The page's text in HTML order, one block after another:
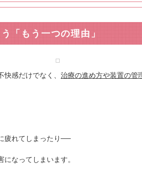
「もう一つの理由」
感だけでなく、 治療の進め方や装置の管
疲れてしまったり──
なってしまいます。